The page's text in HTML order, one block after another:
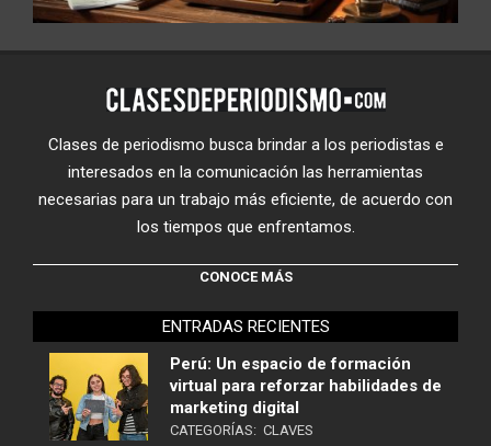
Clases de periodismo busca brindar a los periodistas e
interesados en la comunicación las herramientas
necesarias para un trabajo más eficiente, de acuerdo con
los tiempos que enfrentamos.
CONOCE MÁS
ENTRADAS RECIENTES
Perú: Un espacio de formación
virtual para reforzar habilidades de
marketing digital
CATEGORÍAS: CLAVES